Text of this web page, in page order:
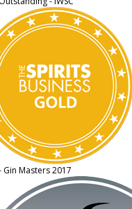
Gin Masters 2017